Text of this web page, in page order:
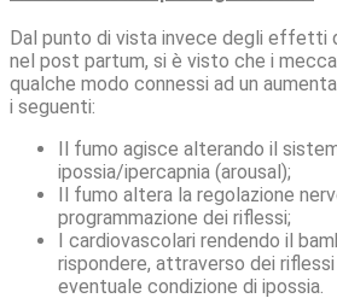
Dal punto di vista invece degli effetti
nel post partum, si è visto che i
qualche modo connessi ad un
i seguenti:
Il fumo agisce alterando il
ipossia/ipercapnia (arousal);
Il fumo altera la regolazione
programmazione dei riflessi;
I cardiovascolari rendendo il
rispondere, attraverso dei
eventuale condizione di ipossia.